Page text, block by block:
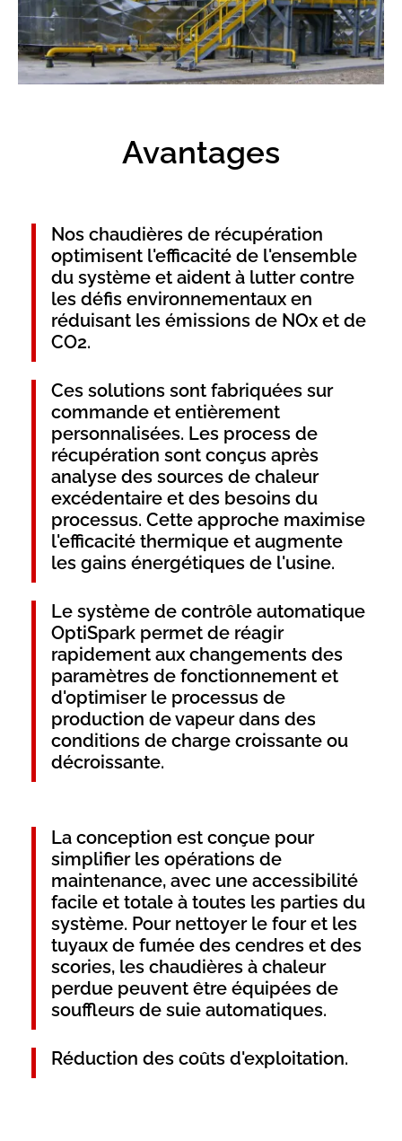
Avantages
Nos chaudières de récupération
optimisent l'efficacité de l'ensemble
du système et aident à lutter contre
les défis environnementaux en
réduisant les émissions de NOx et de
CO2.
Ces solutions sont fabriquées sur
commande et entièrement
personnalisées. Les process de
récupération sont conçus après
analyse des sources de chaleur
excédentaire et des besoins du
processus. Cette approche maximise
l'efficacité thermique et augmente
les gains énergétiques de l'usine.
Le système de contrôle automatique
OptiSpark permet de réagir
rapidement aux changements des
paramètres de fonctionnement et
d'optimiser le processus de
production de vapeur dans des
conditions de charge croissante ou
décroissante.
La conception est conçue pour
simplifier les opérations de
maintenance, avec une accessibilité
facile et totale à toutes les parties du
système. Pour nettoyer le four et les
tuyaux de fumée des cendres et des
scories, les chaudières à chaleur
perdue peuvent être équipées de
souffleurs de suie automatiques.
Réduction des coûts d'exploitation.